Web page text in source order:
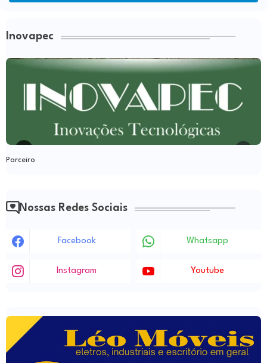
Inovapec
Parceiro
Nossas Redes Sociais
Facebook Whatsapp
Instagram Youtube